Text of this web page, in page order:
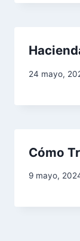
24 mayo,
Cómo
9 mayo,